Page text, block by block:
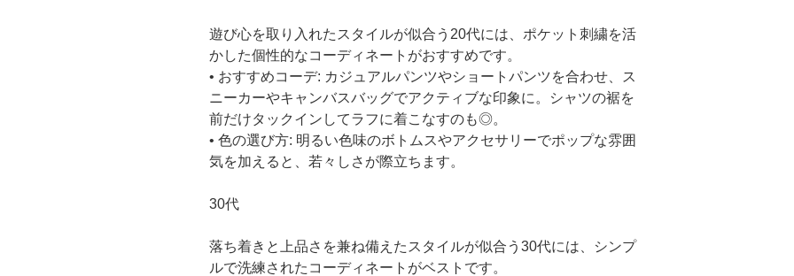
遊び心を取り入れたスタイルが似合う20代には、ポケット刺繍を活
かした個性的なコーディネートがおすすめです。
• おすすめコーデ: カジュアルパンツやショートパンツを合わせ、ス
ニーカーやキャンバスバッグでアクティブな印象に。シャツの裾を
前だけタックインしてラフに着こなすのも◎。
• 色の選び方: 明るい色味のボトムスやアクセサリーでポップな雰囲
気を加えると、若々しさが際立ちます。
30代
落ち着きと上品さを兼ね備えたスタイルが似合う30代には、シンプ
ルで洗練されたコーディネートがベストです。